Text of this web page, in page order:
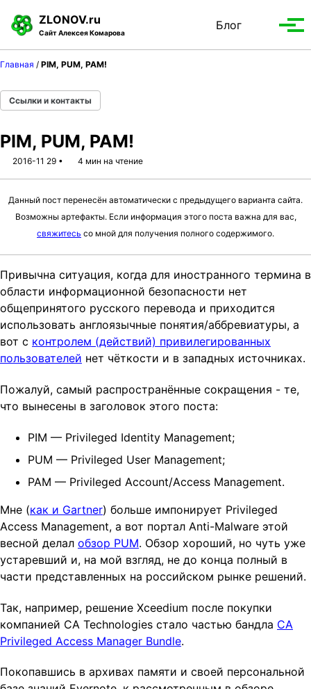
p
o
p
a
v
i
g
a
t
i
o
p
o
c
n
e
p
o
f
o
e
ZLONOV.ru
Сайт Алексея Комарова
Блог
Toggle
Главная / PIM, PUM, PAM!
Ссылки и контакты
PIM, PUM, PAM!
2016-11 29 4 мин на чтение
Данный пост перенесён автоматически с предыдущего варианта сайта.
Возможны артефакты. Если информация этого поста важна для вас,
свяжитесь со мной для получения полного содержимого.
Привычна ситуация, когда для иностранного термина в
области информационной безопасности нет
общепринятого русского перевода и приходится
использовать англоязычные понятия/аббревиатуры, а
вот с контролем (действий) привилегированных
пользователей нет чёткости и в западных источниках.
Пожалуй, самый распространённые сокращения - те,
что вынесены в заголовок этого поста:
PIM — Privileged Identity Management;
PUM — Privileged User Management;
PAM — Privileged Account/Access Management.
Мне (как и Gartner) больше импонирует Privileged
Access Management, а вот портал Anti-Malware этой
весной делал обзор PUM. Обзор хороший, но чуть уже
устаревший и, на мой взгляд, не до конца полный в
части представленных на российском рынке решений.
Так, например, решение Xceedium после покупки
компанией CA Technologies стало частью бандла CA
Privileged Access Manager Bundle.
Покопавшись в архивах памяти и своей персональной